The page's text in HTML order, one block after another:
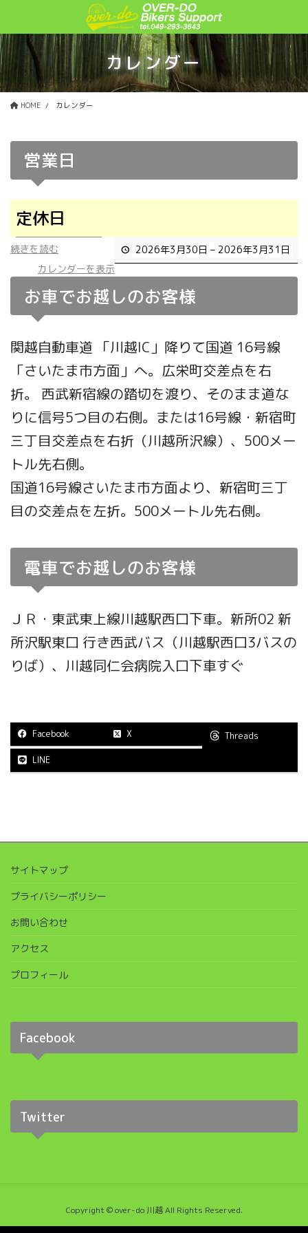
テ
ン
ツ
に
移
ゲ
ー
シ
ョ
ン
カレンダー
HOME カレンダー
営業日
定休日
2026年3月30日 – 2026年3月31日
続きを読む
カレンダーを表示
お車でお越しのお客様
関越自動車道 「川越IC」降りて国道 16号線
「さいたま市方面」へ。広栄町交差点を右
折。 西武新宿線の踏切を渡り、そのまま道な
りに信号5つ目の右側。または16号線・新宿町
三丁目交差点を右折（川越所沢線）、500メー
トル先右側。
国道16号線さいたま市方面より、新宿町三丁
目の交差点を左折。500メートル先右側。
電車でお越しのお客様
ＪＲ・東武東上線川越駅西口下車。新所02 新
所沢駅東口 行き西武バス（川越駅西口3バスの
りば）、川越同仁会病院入口下車すぐ
Facebook X
Threads
LINE
サイトマップ
プライバシーポリシー
お問い合わせ
アクセス
プロフィール
Facebook
Twitter
Copyright © over-do 川越 All Rights Reserved.